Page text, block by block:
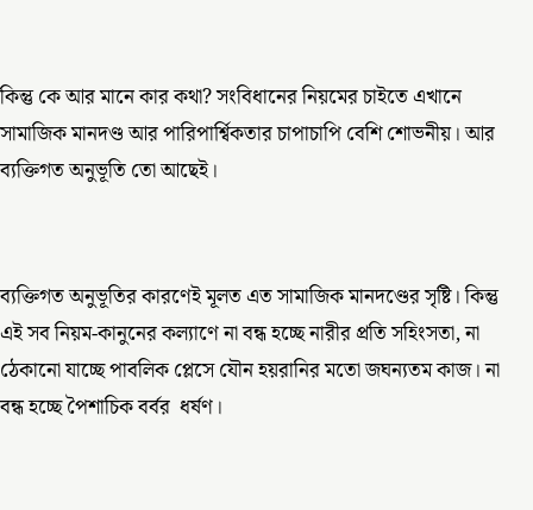
কিন্তু কে আর মানে কার কথা? সংবিধানের নিয়মের চাইতে এখানে
সামাজিক মানদণ্ড আর পারিপার্শ্বিকতার চাপাচাপি বেশি শোভনীয়। আর
ব্যক্তিগত অনুভূতি তো আছেই।
ব্যক্তিগত অনুভূতির কারণেই মূলত এত সামাজিক মানদণ্ডের সৃষ্টি। কিন্তু
এই সব নিয়ম-কানুনের কল্যাণে না বন্ধ হচ্ছে নারীর প্রতি সহিংসতা, না
ঠেকানো যাচ্ছে পাবলিক প্লেসে যৌন হয়রানির মতো জঘন্যতম কাজ। না
বন্ধ হচ্ছে পৈশাচিক বর্বর ধর্ষণ।